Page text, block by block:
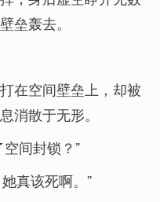
垒轰去。
在空间壁垒上，却被
消散于无形。
间封锁？”
真该死啊。”